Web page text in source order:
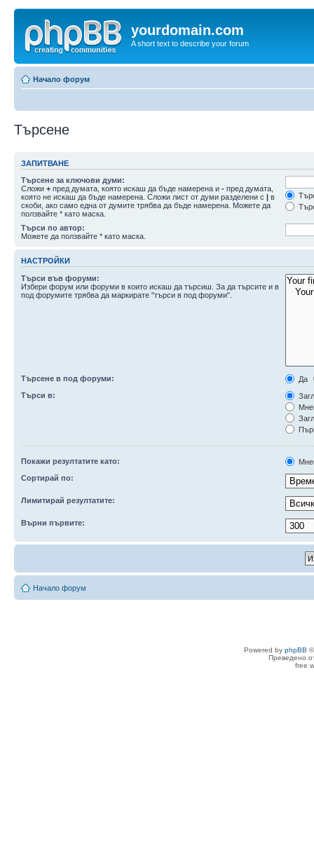
yourdomain.com
A short text to describe your forum
Начало форум
Търсене
ЗАПИТВАНЕ
Търсене за ключови думи:
Сложи + пред думата, която искаш да бъде намерена и - пред думата,
която не искаш да бъде намерена. Сложи лист от думи разделени с | в
скоби, ако само една от думите трябва да бъде намерена. Можете да
ползвайте * като маска.
Търси по автор:
Можете да ползвайте * като маска.
НАСТРОЙКИ
Търси във форуми:
Избери форум или форуми в които искаш да търсиш. За да търсите и в
под форумите трябва да маркирате "търси в под форуми".
Търсене в под форуми:
Да
Търси в:
Покажи резултатите като:
Сортирай по:
Лимитирай резултатите:
Върни първите:
Начало форум
Powered by phpBB
Преведено
free